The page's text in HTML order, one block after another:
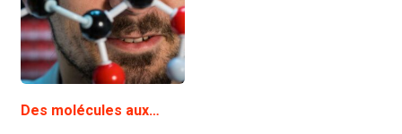
Des molécules aux…